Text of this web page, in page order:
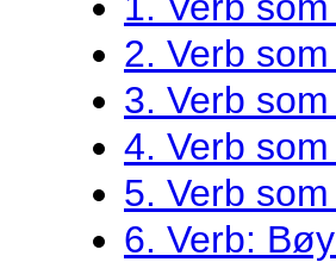
2. Verb
3. Verb
4. Verb
5. Verb
6. Verb: